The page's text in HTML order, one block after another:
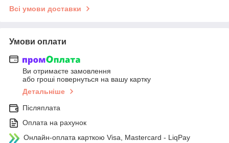
Всі умови доставки
Умови оплати
Ви отримаєте замовлення
або гроші повернуться на вашу картку
Детальніше
Післяплата
Оплата на рахунок
Онлайн-оплата карткою Visa, Mastercard - LiqPay